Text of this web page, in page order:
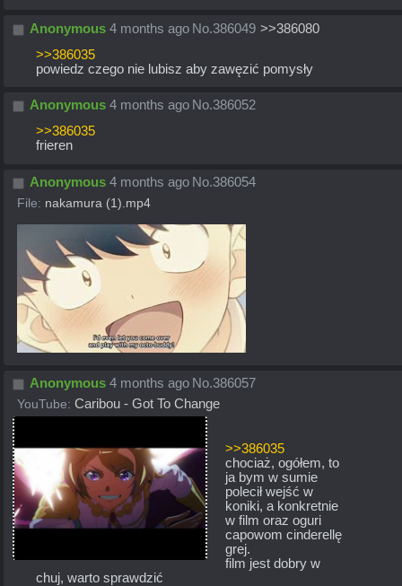
Anonymous 4 months ago No.386049 >>386080
>>386035
powiedz czego nie lubisz aby zawęzić pomysły
Anonymous 4 months ago No.386052
>>386035
frieren
Anonymous 4 months ago No.386054
File: nakamura (1).mp4
Anonymous 4 months ago No.386057
YouTube: Caribou - Got To Change
>>386035
chociaż, ogółem, to
ja bym w sumie
polecił wejść w
koniki, a konkretnie
w film oraz oguri
capowom cinderellę
grej.
film jest dobry w
chuj, warto sprawdzić